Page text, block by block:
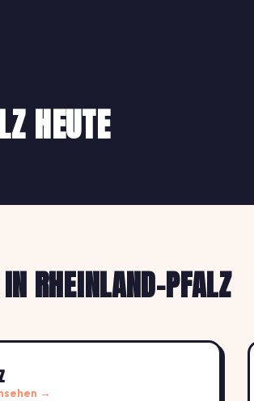
HEUTE
RHEINLAND-PFALZ
→